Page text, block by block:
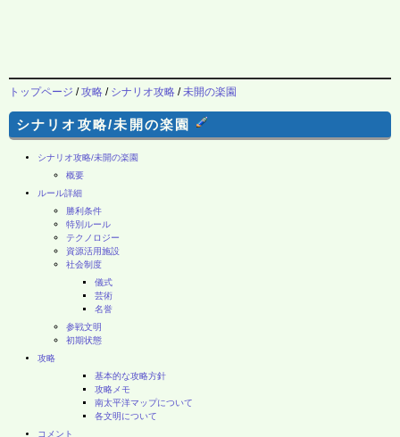
トップページ /攻略 / シナリオ攻略 /未開の楽園
シナリオ攻略/未開の楽園
シナリオ攻略/未開の楽園
概要
ルール詳細
勝利条件
特別ルール
テクノロジー
資源活用施設
社会制度
儀式
芸術
名誉
参戦文明
初期状態
攻略
基本的な攻略方針
攻略メモ
南太平洋マップについて
各文明について
コメント